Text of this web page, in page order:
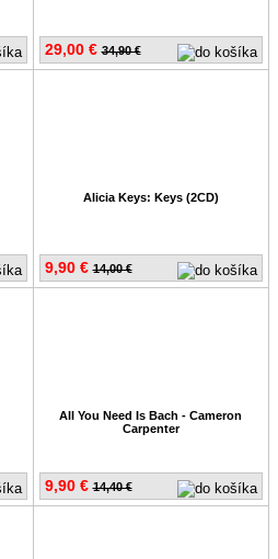
29,00 € 34,90 €
9,90 € 14,00 €
Alicia Keys: Keys (2CD)
9,90 € 14,40 €
All You Need Is Bach - Cameron
Carpenter